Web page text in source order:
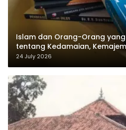
Islam dan Orang-Orang
tentang Kedamaian,
dalam Pemikiran Masykuri
24 July 2026